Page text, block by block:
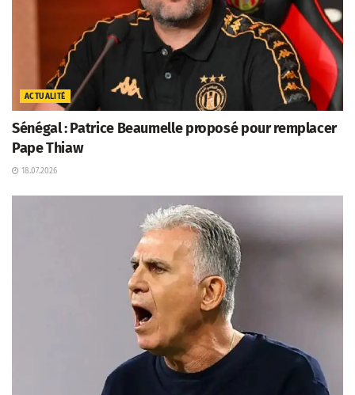
ACTUALITÉ
Sénégal : Patrice Beaumelle proposé pour remplacer
Pape Thiaw
18.07.2026